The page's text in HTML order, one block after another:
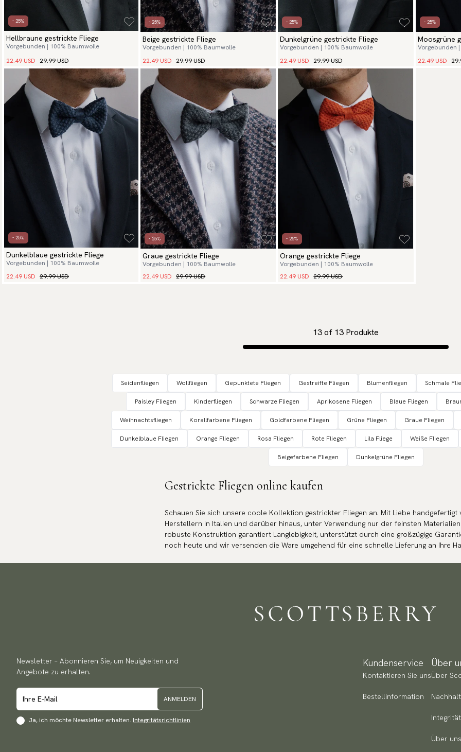
- 25%
Hellbraune gestrickte Fliege
Vorgebunden | 100% Baumwolle
22.49 USD 29.99 USD
- 25%
Beige gestrickte Fliege
Vorgebunden | 100% Baumwolle
22.49 USD 29.99 USD
- 25%
Dunkelgrüne gestrickte Fliege
Vorgebunden | 100% Baumwolle
22.49 USD 29.99 USD
- 25%
Moosgrüne
Vorgebunden
22.49 USD
- 25%
Dunkelblaue gestrickte Fliege
Vorgebunden | 100% Baumwolle
22.49 USD 29.99 USD
- 25%
Graue gestrickte Fliege
Vorgebunden | 100% Baumwolle
22.49 USD 29.99 USD
- 25%
Orange gestrickte Fliege
Vorgebunden | 100% Baumwolle
22.49 USD 29.99 USD
13of 13 Produkte
Seidenfliegen Wollfliegen Gepunktete Fliegen Gestreifte Fliegen Blumenfliegen Schmale
Paisley Fliegen Kinderfliegen Schwarze Fliegen Aprikosene Fliegen Blaue Fliegen
Weihnachtsfliegen Korallfarbene Fliegen Goldfarbene Fliegen Grüne Fliegen Graue Fliegen
Dunkelblaue Fliegen Orange Fliegen Rosa Fliegen Rote Fliegen Lila Fliege Weiße Fliegen
Beigefarbene Fliegen Dunkelgrüne Fliegen
Gestrickte Fliegen online kaufen
Schauen Sie sich unsere coole Kollektion gestrickter Fliegen an. Mit Liebe handgefertigt
Herstellern in Italien und darüber hinaus, unter Verwendung nur der feinsten
robuste Konstruktion garantiert Langlebigkeit, unterstützt durch eine großzügige
noch heute und wir versenden die Ware umgehend für eine schnelle Lieferung an Ihre
Newsletter – Abonnieren Sie, um Neuigkeiten und
Angebote zu erhalten.
ANMELDEN
Ja, ich möchte Newsletter erhalten. Integritätsrichtlinien
Kundenservice
Kontaktieren Sie uns
Bestellinformation
Über
Über
Über